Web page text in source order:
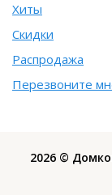
Хиты
Скидки
Распродажа
Перезвоните
2026 ©